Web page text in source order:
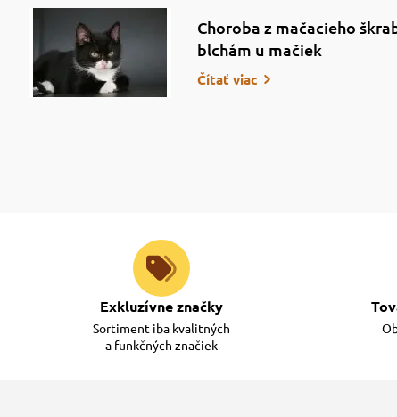
Choroba z mačacieho
blchám u mačiek
Čítať viac
Exkluzívne značky
Sortiment iba kvalitných
a funkčných značiek